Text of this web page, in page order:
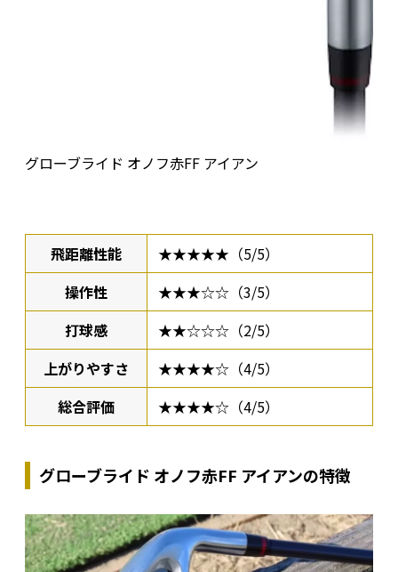
グローブライド オノフ赤FF アイアン
飛距離性能
★★★★★（5/5）
操作性
★★★☆☆（3/5）
打球感
★★☆☆☆（2/5）
上がりやすさ
★★★★☆（4/5）
総合評価
★★★★☆（4/5）
グローブライド オノフ赤FF アイアンの特徴